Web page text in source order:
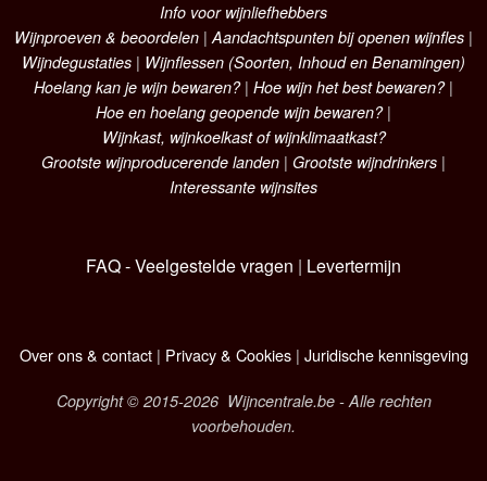
Info voor wijnliefhebbers
Wijnproeven & beoordelen |Aandachtspunten bij openen wijnfles |
Wijndegustaties | Wijnflessen (Soorten, Inhoud en Benamingen)
Hoelang kan je wijn bewaren?| Hoe wijn het best bewaren?|
Hoe en hoelang geopende wijn bewaren?|
Wijnkast, wijnkoelkast of wijnklimaatkast?
Grootste wijnproducerende landen | Grootste wijndrinkers |
Interessante wijnsites
FAQ - Veelgestelde vragen | Levertermijn
Over ons & contact| Privacy & Cookies| Juridische kennisgeving
Copyright © 2015-2026 Wijncentrale.be - Alle rechten
voorbehouden.